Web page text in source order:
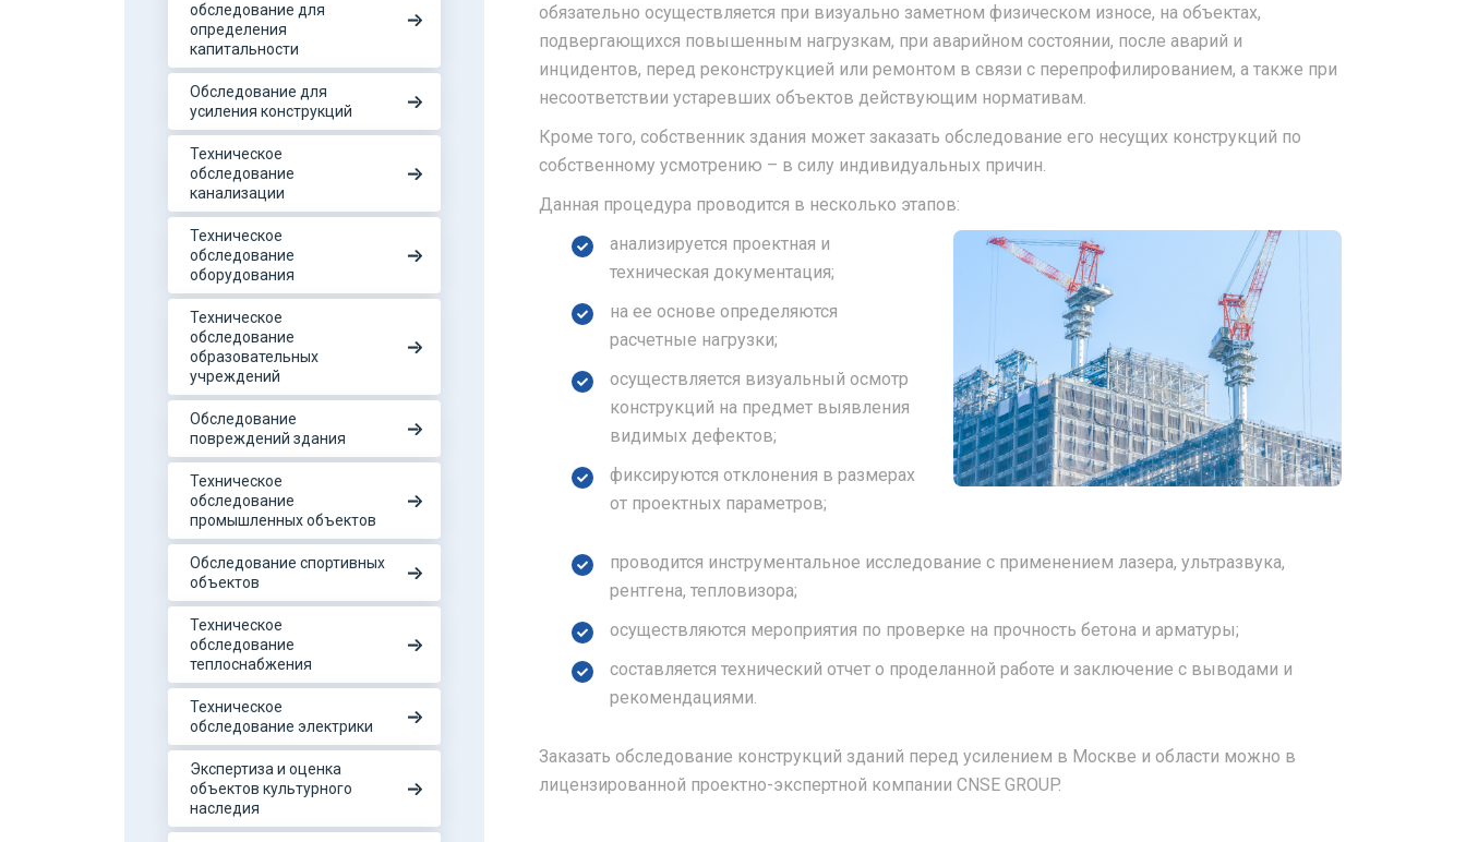
обследование для
определения
капитальности
Обследование для
усиления конструкций
Техническое
обследование
канализации
Техническое
обследование
оборудования
Техническое
обследование
образовательных
учреждений
Обследование
повреждений здания
Техническое
обследование
промышленных объектов
Обследование спортивных
объектов
Техническое
обследование
теплоснабжения
Техническое
обследование электрики
Экспертиза и оценка
объектов культурного
наследия
обязательно осуществляется при визуально заметном физическом износе, на объектах,
подвергающихся повышенным нагрузкам, при аварийном состоянии, после аварий и
инцидентов, перед реконструкцией или ремонтом в связи с перепрофилированием, а также при
несоответствии устаревших объектов действующим нормативам.
Кроме того, собственник здания может заказать обследование его несущих конструкций по
собственному усмотрению – в силу индивидуальных причин.
Данная процедура проводится в несколько этапов:
анализируется проектная и
техническая документация;
на ее основе определяются
расчетные нагрузки;
осуществляется визуальный осмотр
конструкций на предмет выявления
видимых дефектов;
фиксируются отклонения в размерах
от проектных параметров;
проводится инструментальное исследование с применением лазера, ультразвука,
рентгена, тепловизора;
осуществляются мероприятия по проверке на прочность бетона и арматуры;
составляется технический отчет о проделанной работе и заключение с выводами и
рекомендациями.
Заказать обследование конструкций зданий перед усилением в Москве и области можно в
лицензированной проектно-экспертной компании CNSE GROUP.